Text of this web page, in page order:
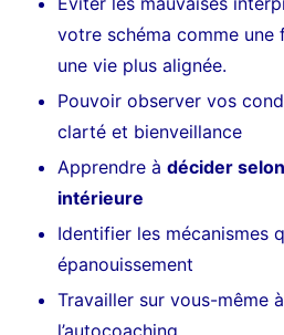
votre schéma comme une
une vie plus alignée.
Pouvoir observer vos
clarté et bienveillance
Apprendre à décider
intérieure
Identifier les mécanismes
épanouissement
Travailler sur vous-même